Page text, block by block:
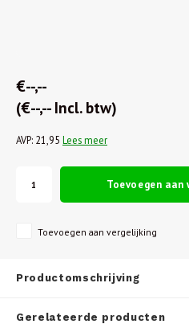
€--,--
(€--,-- Incl. btw)
AVP: 21,95 Lees meer
Toevoegen aan
Toevoegen aan vergelijking
Productomschrijving
Gerelateerde producten